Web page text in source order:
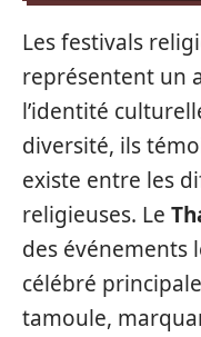
Les festivals
représentent un
l’identité
diversité, ils
existe entre les
religieuses. Le
des événements
célébré
tamoule,